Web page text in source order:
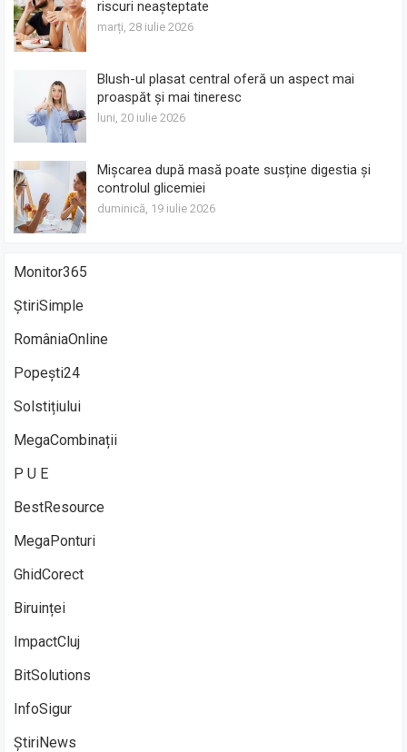
riscuri neașteptate
marți, 28 iulie 2026
Blush-ul plasat central oferă un aspect mai
proaspăt și mai tineresc
luni, 20 iulie 2026
Mișcarea după masă poate susține digestia și
controlul glicemiei
duminică, 19 iulie 2026
Monitor365
ȘtiriSimple
RomâniaOnline
Popești24
Solstițiului
MegaCombinații
P U E
BestResource
MegaPonturi
GhidCorect
Biruinței
ImpactCluj
BitSolutions
InfoSigur
ȘtiriNews